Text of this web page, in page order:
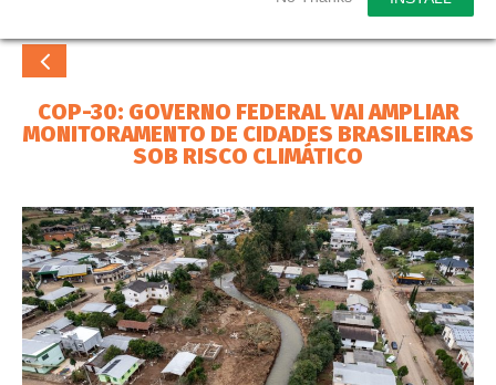
COP-30: GOVERNO FEDERAL VAI AMPLIAR
MONITORAMENTO DE CIDADES BRASILEIRAS
SOB RISCO CLIMÁTICO